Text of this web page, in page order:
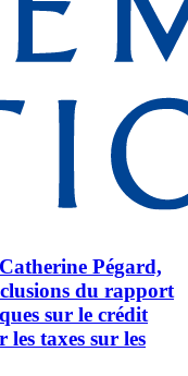
Pégard,
du rapport
sur le crédit
taxes sur les